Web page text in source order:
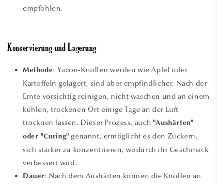
empfohlen.
Konservierung und Lagerung
Methode: Yacon-Knollen werden wie Äpfel oder
Kartoffeln gelagert, sind aber empfindlicher. Nach der
Ernte vorsichtig reinigen, nicht waschen und an einem
kühlen, trockenen Ort einige Tage an der Luft
trocknen lassen. Dieser Prozess, auch "Aushärten"
oder "Curing" genannt, ermöglicht es den Zuckern,
sich stärker zu konzentrieren, wodurch ihr Geschmack
verbessert wird.
Dauer: Nach dem Aushärten können die Knollen an